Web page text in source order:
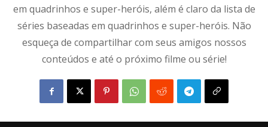
em quadrinhos e super-heróis, além é claro da lista de
séries baseadas em quadrinhos e super-heróis. Não
esqueça de compartilhar com seus amigos nossos
conteúdos e até o próximo filme ou série!